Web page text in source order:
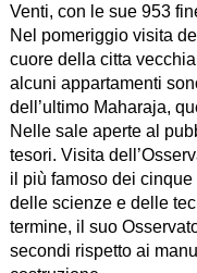
Venti, con le sue 953
Nel pomeriggio visita
cuore della citta
alcuni appartamenti
dell’ultimo Maharaja,
Nelle sale aperte al
tesori. Visita
il più famoso dei
delle scienze e delle
termine, il suo
secondi rispetto ai